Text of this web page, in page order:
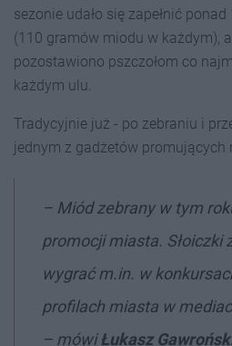
sezonie udało się zapełnić
(110 gramów miodu w każdym),
pozostawiono pszczołom co
każdym ulu.
Tradycyjnie już - po zebraniu i
jednym z gadżetów promujących
– Miód zebrany w tym
promocji miasta. Słoiczki
wygrać m.in. w
profilach miasta w
– mówiŁukasz